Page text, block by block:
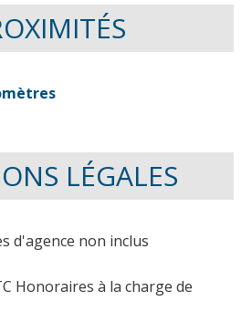
LÉGALES
d'agence non inclus
Honoraires à la charge de